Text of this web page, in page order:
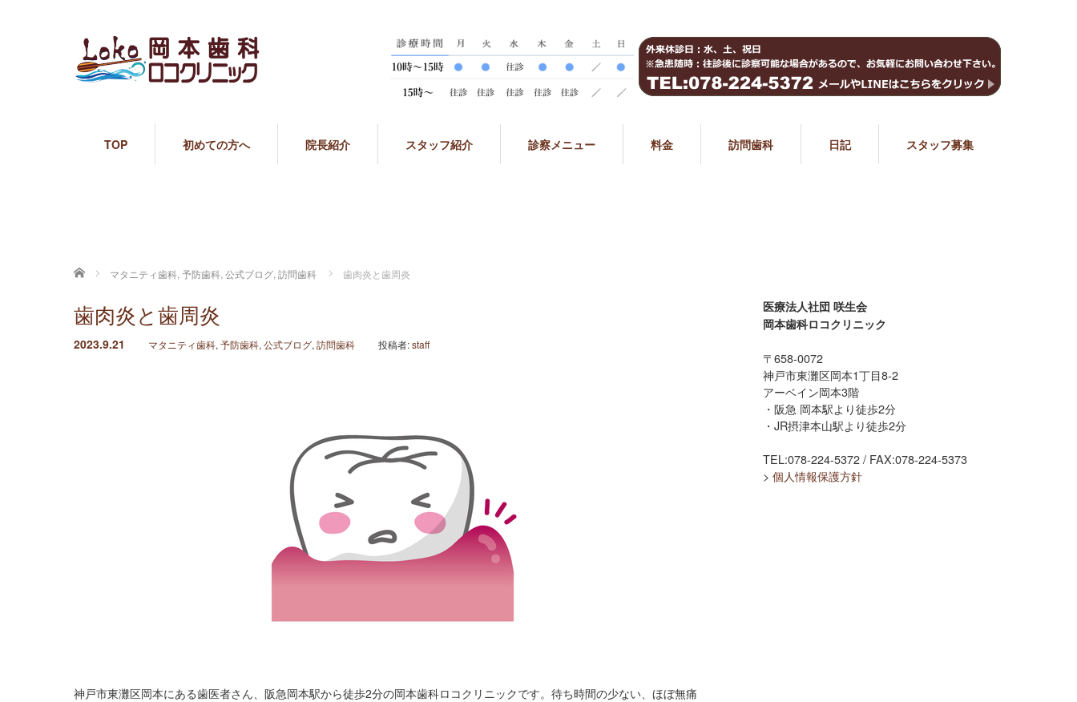
TOP 初めての方へ 院長紹介 スタッフ紹介 診察メニュー 料金 訪問歯科 日記 スタッフ募集
ホーム マタニティ歯科, 予防歯科, 公式ブログ, 訪問歯科 歯肉炎と歯周炎
歯肉炎と歯周炎
2023.9.21 マタニティ歯科, 予防歯科, 公式ブログ, 訪問歯科 投稿者:staff
神戸市東灘区岡本にある歯医者さん、阪急岡本駅から徒歩2分の岡本歯科ロコクリニックです。待ち時間の少ない、ほぼ無痛
医療法人社団 咲生会
岡本歯科ロコクリニック
〒658-0072
神戸市東灘区岡本1丁目8-2
アーベイン岡本3階
・阪急 岡本駅より徒歩2分
・JR摂津本山駅より徒歩2分
TEL:078-224-5372 / FAX:078-224-5373
> 個人情報保護方針